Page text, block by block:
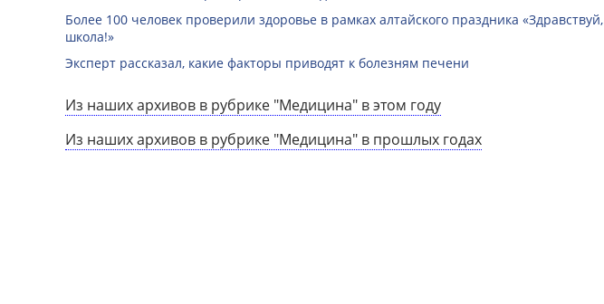
Более 100 человек проверили здоровье в рамках алтайского праздника «Здравствуй,
школа!»
Эксперт рассказал, какие факторы приводят к болезням печени
Из наших архивов в рубрике "Медицина" в этом году
Из наших архивов в рубрике "Медицина" в прошлых годах